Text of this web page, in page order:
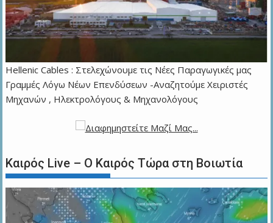
Hellenic Cables : Στελεχώνουμε τις Νέες Παραγωγικές μας
Γραμμές Λόγω Νέων Επενδύσεων -Αναζητούμε Χειριστές
Μηχανών , Ηλεκτρολόγους & Μηχανολόγους
Καιρός Live – Ο Καιρός Τώρα στη Βοιωτία